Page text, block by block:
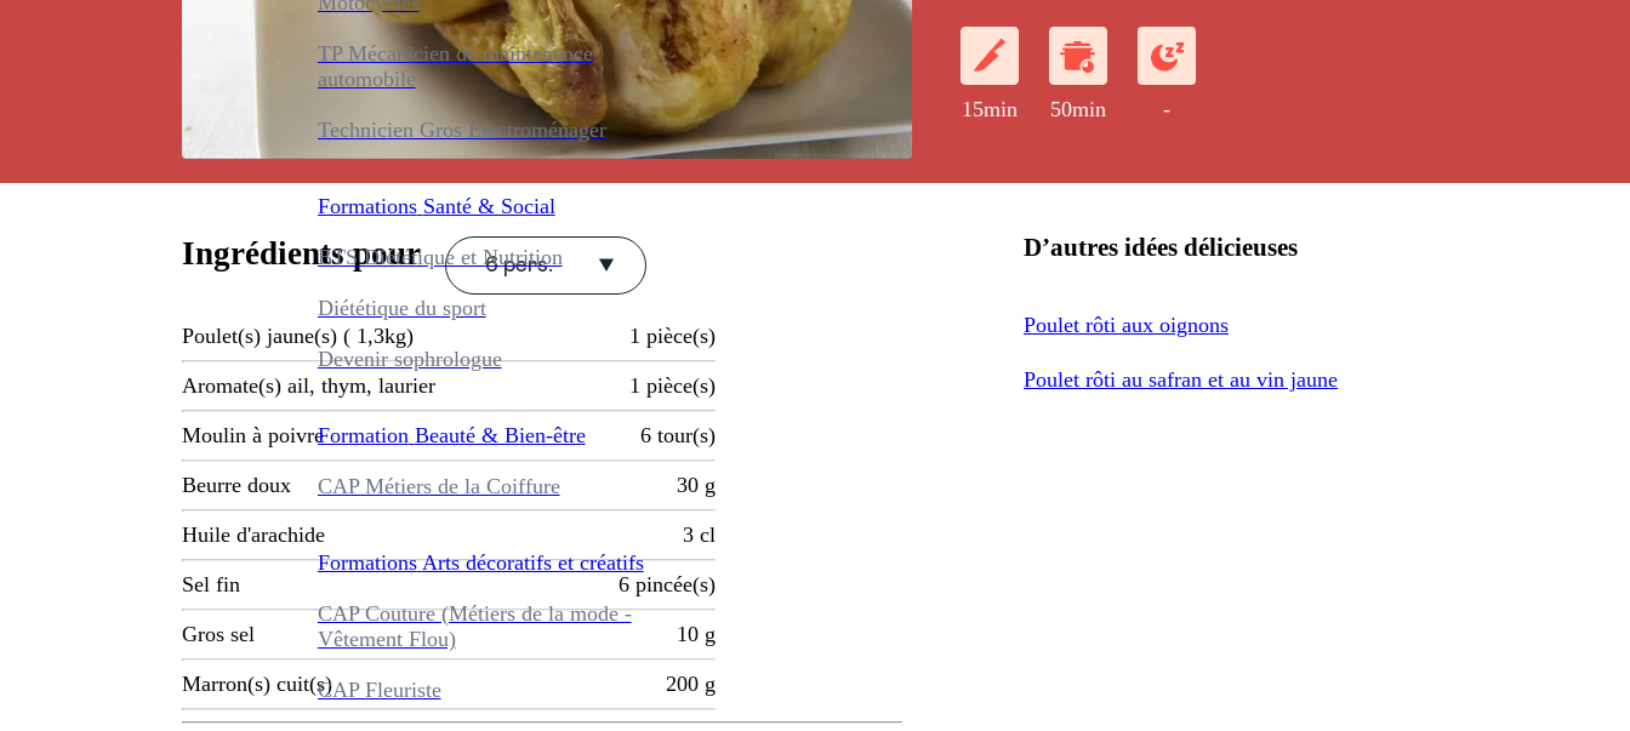
TP Mécanicien de maintenance
automobile
Technicien Gros Électroménager
Formations Santé & Social
BTS Diététique et Nutrition
Diététique du sport
Devenir sophrologue
Formation Beauté & Bien-être
CAP Métiers de la Coiffure
Formations Arts décoratifs et créatifs
CAP Couture (Métiers de la mode -
Vêtement Flou)
CAP Fleuriste
15min 50min -
Ingrédients pour 6 pers.
Poulet(s) jaune(s) ( 1,3kg) 1 pièce(s)
Aromate(s) ail, thym, laurier 1 pièce(s)
Moulin à poivre 6 tour(s)
Beurre doux 30 g
Huile d'arachide 3 cl
Sel fin 6 pincée(s)
Gros sel 10 g
Marron(s) cuit(s) 200 g
D’autres idées délicieuses
Poulet rôti aux oignons
Poulet rôti au safran et au vin jaune